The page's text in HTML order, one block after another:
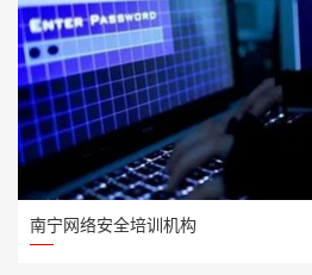
南宁网络安全培训机构